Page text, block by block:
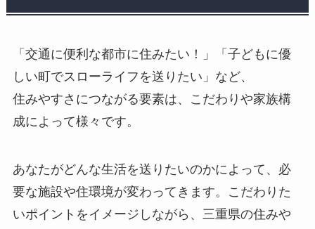
「交通に便利な都市に住みたい！」「子どもに優
しい町でスローライフを送りたい」など、
住みやすさにつながる要素は、こだわりや家族構
成によって様々です。
あなたがどんな生活を送りたいのかによって、必
要な施設や住環境が変わってきます。こだわりた
いポイントをイメージしながら、三重県の住みや